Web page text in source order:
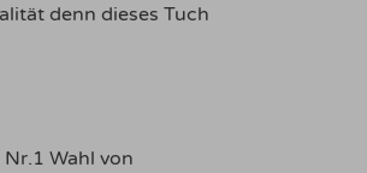
denn dieses Tuch
Wahl von